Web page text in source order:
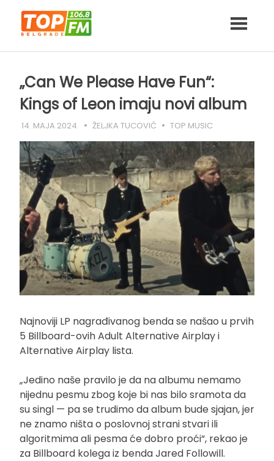
content
„Can We Please Have Fun“:
Kings of Leon imaju novi album
14. MAJA 2024. ŽELJKA TUCOVIĆ TOP MUSIC
Najnoviji LP nagrađivanog benda se našao u prvih
5 Billboard-ovih Adult Alternative Airplay i
Alternative Airplay lista.
„Jedino naše pravilo je da na albumu nemamo
nijednu pesmu zbog koje bi nas bilo sramota da
su singl — pa se trudimo da album bude sjajan, jer
ne znamo ništa o poslovnoj strani stvari ili
algoritmima ali pesma će dobro proći“, rekao je
za Billboard kolega iz benda Jared Followill.